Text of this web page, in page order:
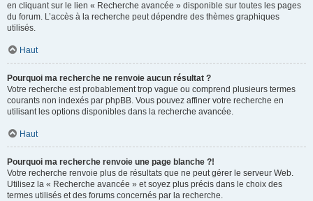
en cliquant sur le lien « Recherche avancée » disponible sur toutes les pages
du forum. L’accès à la recherche peut dépendre des thèmes graphiques
utilisés.
Haut
Pourquoi ma recherche ne renvoie aucun résultat ?
Votre recherche est probablement trop vague ou comprend plusieurs termes
courants non indexés par phpBB. Vous pouvez affiner votre recherche en
utilisant les options disponibles dans la recherche avancée.
Haut
Pourquoi ma recherche renvoie une page blanche ?!
Votre recherche renvoie plus de résultats que ne peut gérer le serveur Web.
Utilisez la « Recherche avancée » et soyez plus précis dans le choix des
termes utilisés et des forums concernés par la recherche.